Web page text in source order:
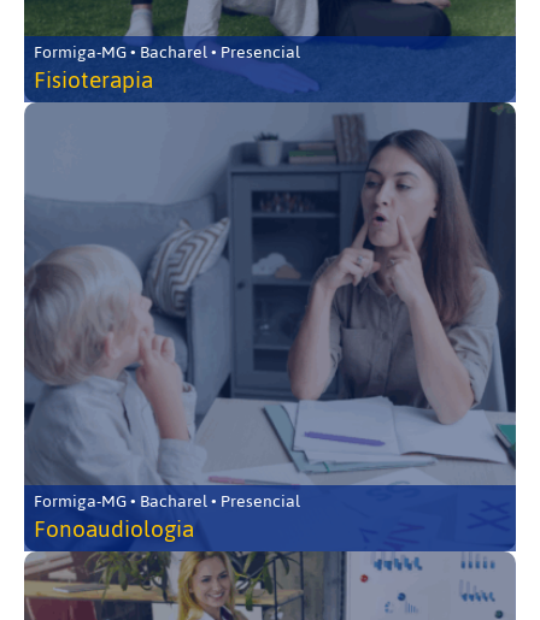
Formiga-MG • Bacharel • Presencial
Fisioterapia
Formiga-MG • Bacharel • Presencial
Fonoaudiologia